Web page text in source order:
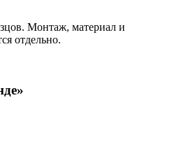
Монтаж, материал и
отдельно.